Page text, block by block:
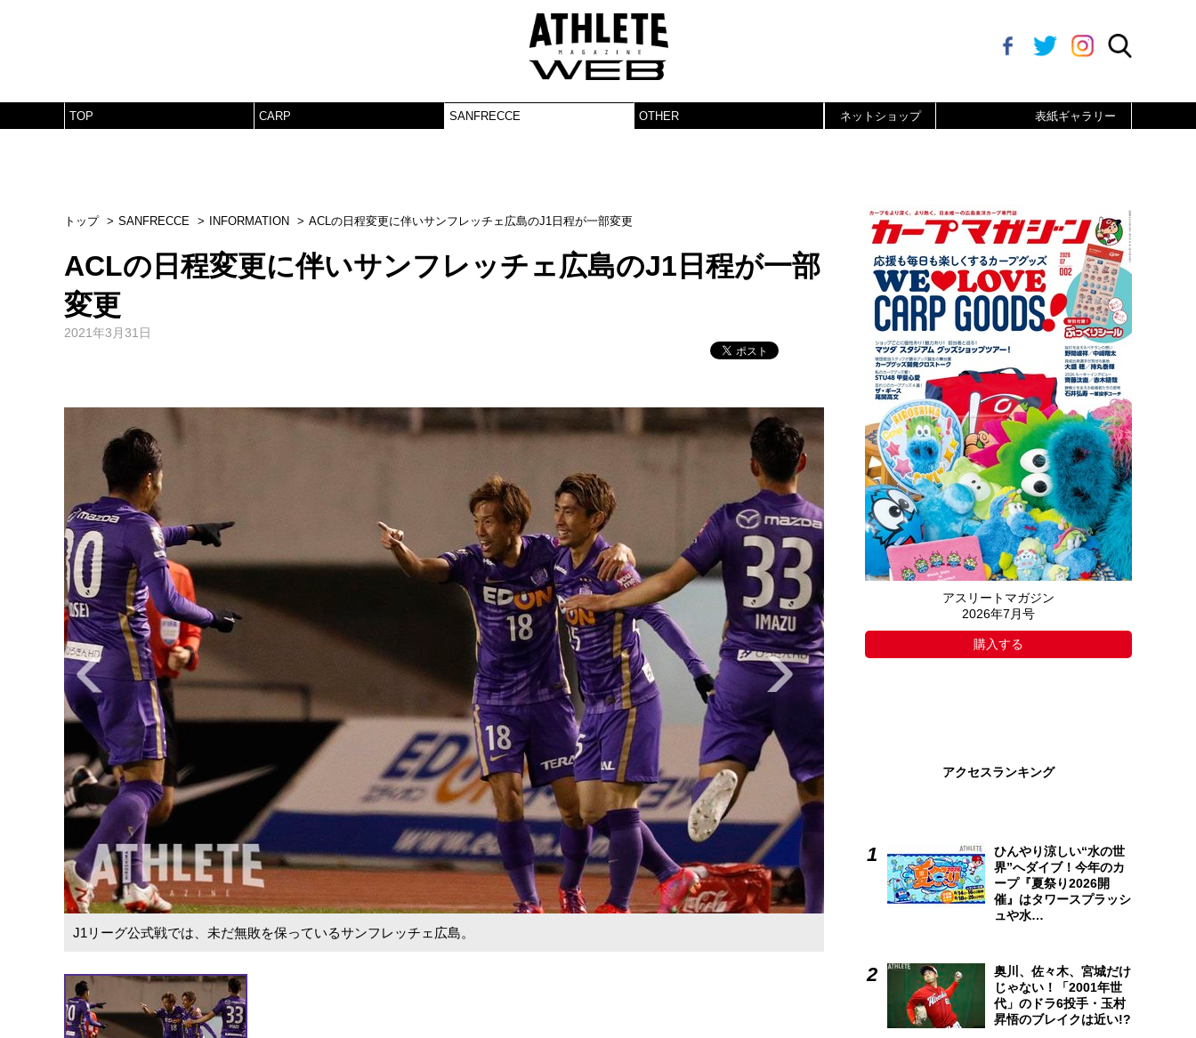
TOP CARP SANFRECCE OTHER ネットショップ 表紙ギャラリー
トップ SANFRECCE INFORMATION ACLの日程変更に伴いサンフレッチェ広島のJ1日程が一部変更
ACLの日程変更に伴いサンフレッチェ広島のJ1日程が一部
変更
2021年3月31日
J1リーグ公式戦では、未だ無敗を保っているサンフレッチェ広島。
アスリートマガジン
2026年7月号
購入する
アクセスランキング
ひんやり涼しい“水の世
界”へダイブ！今年のカ
ープ『夏祭り2026開
催』はタワースプラッシ
ュや水…
奥川、佐々木、宮城だけ
じゃない！「2001年世
代」のドラ6投手・玉村
昇悟のブレイクは近い!?